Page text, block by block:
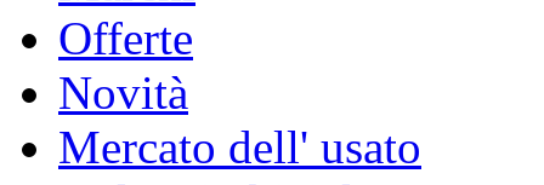
Offerte
Novità
Mercato dell' usato